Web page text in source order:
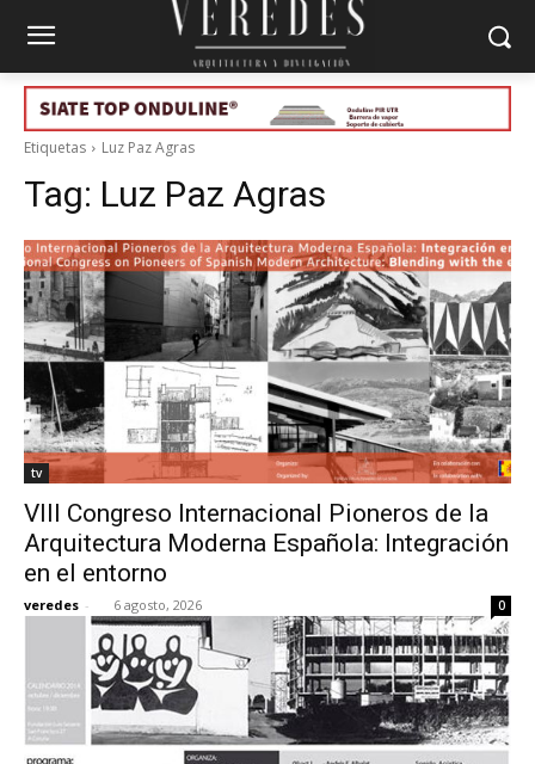
Etiquetas Luz Paz Agras
Tag: Luz Paz Agras
tv
VIII Congreso Internacional Pioneros de la
Arquitectura Moderna Española: Integración
en el entorno
veredes - 6 agosto, 2026 0